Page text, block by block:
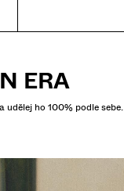
ERA
udělej ho 100% podle sebe.